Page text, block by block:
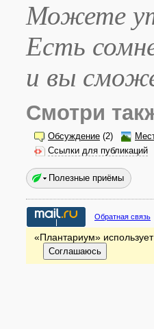
Можете
Есть
и вы
Смотри
Обсуждение (2)
Ссылки для публикаций
Полезные приёмы
Обратная связь
«Плантариум»
Соглашаюсь